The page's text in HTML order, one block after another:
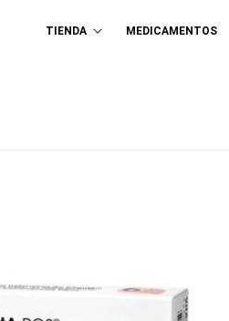
TIENDA MEDICAMENTOS